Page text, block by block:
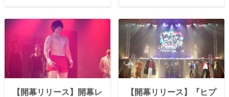
【開幕リリース】開幕レ
【開幕リリース】『ヒプ